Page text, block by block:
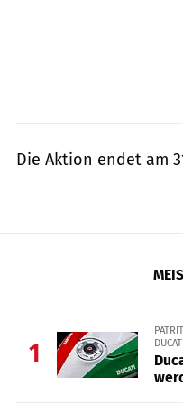
Die Aktion endet am
1